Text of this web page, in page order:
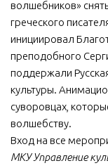
волшебников»
греческого
инициировал
преподобного
поддержали
культуры.
суворовцах,
волшебству.
Вход на все
МКУ Управление